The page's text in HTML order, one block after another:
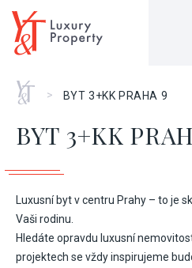
Home
> BYT 3+KK PRAHA 9
BYT 3+KK
Luxusní byt v centru Prahy – to je
Vaši rodinu.
Hledáte opravdu luxusní
projektech se vždy inspirujeme